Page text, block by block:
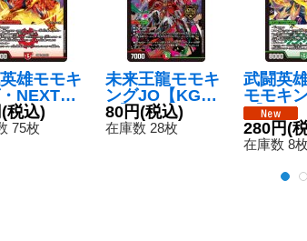
雄モモキ
NEXT【V
1
》
(税込)
75枚
未来王龍モモキ
ングJO【KG
M】{24BD34/1
5}《多》
80円(税込)
在庫数 28枚
武闘英
モモキ
R】
5}《自
280円(
在庫数 8枚